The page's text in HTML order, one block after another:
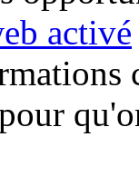
activé